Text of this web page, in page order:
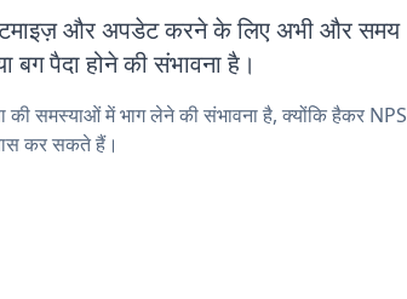
और अपडेट करने के लिए अभी और समय
पैदा होने की संभावना है।
समस्याओं में भाग लेने की संभावना है, क्योंकि हैकर NPS
कर सकते हैं।